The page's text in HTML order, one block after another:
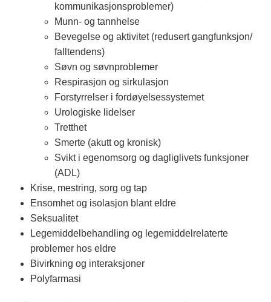
kommunikasjonsproblemer)
Munn- og tannhelse
Bevegelse og aktivitet (redusert gangfunksjon/
falltendens)
Søvn og søvnproblemer
Respirasjon og sirkulasjon
Forstyrrelser i fordøyelsessystemet
Urologiske lidelser
Tretthet
Smerte (akutt og kronisk)
Svikt i egenomsorg og dagliglivets funksjoner
(ADL)
Krise, mestring, sorg og tap
Ensomhet og isolasjon blant eldre
Seksualitet
Legemiddelbehandling og legemiddelrelaterte
problemer hos eldre
Bivirkning og interaksjoner
Polyfarmasi